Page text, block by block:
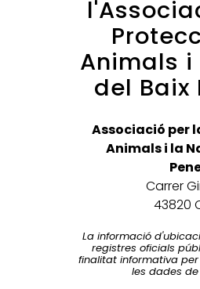
Animals
del Baix
Associació per
Animals i la
Carrer
43820
La informació
registres oficials
finalitat informativa
les dades